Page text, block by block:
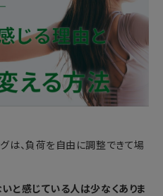
は、負荷を自由に調整できて場
と感じている人は少なくありま